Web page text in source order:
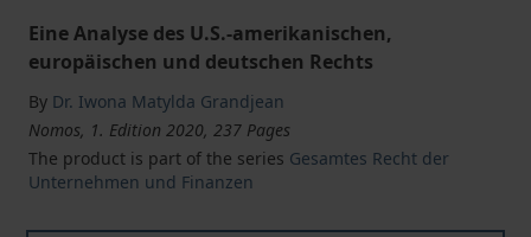
Eine Analyse des U.S.-amerikanischen,
europäischen und deutschen Rechts
By Dr. Iwona Matylda Grandjean
Nomos, 1. Edition 2020, 237 Pages
The product is part of the series Gesamtes Recht der
Unternehmen und Finanzen